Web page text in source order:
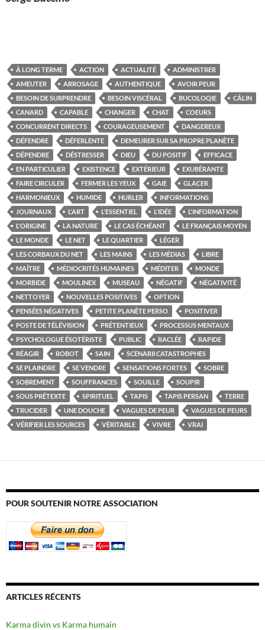
À LONG TERME ACTION ACTUALITÉ
ADMINISTRER
AMEUTER
ARROSAGE AUTHENTIQUE
AVOIR PEUR
BESOIN DE SURPRENDRE
BESOIN VISCÉRAL BUCOLOQIE
CÂLIN
CANARD
CAPABLE CHANGER CHAT
COEURS
CONCURRENT DIRECTS
COURAGEUSEMENT
DANGEREUX
DÉFENDRE
DÉFERLENTE
DEMEURER SUR SA PROPRE PLANÈTE
DÉPENDRE
DÉSTRESSER DIEU DU POSITIF
EFFICACE
EN PARTICULIER
EXISTENCE EXTÉRIEUR
EXUBÉRANTE
FAIRE CIRCULER
FERMER LES YEUX GAIE
GLACER
HARMONIEUX
HUMIDE HURLER
INFORMATIONS
JOURNAUX
L'ART L'ESSENTIEL L'IDÉE
L'INFORMATION
L'ORIGINE
LA NATURE LE CAS ÉCHÉANT
LE FRANÇAIS MOYEN
LE MONDE
LE NET LE QUARTIER
LÉGER
LES CORBAUX DU NET
LES MAINS LES MÉDIAS
LIBRE
MAÎTRE
MÉDIOCRITÉS HUMAINES MÉDITER
MONDE
MORBIDE
MOULINEX MUSEAU NÉGATIF
NÉGATIVITÉ
NETTOYER
NOUVELLES POSITIVES
OPTION
PENSÉES NÉGATIVES
PETITE PLANÈTE PERSO
POSITIVER
POSTE DE TÉLÉVISION
PRÉTENTIEUX
PROCESSUS MENTAUX
PSYCHOLOGUE ÉSOTÉRISTE
PUBLIC RACLÉE
RAPIDE
RÉAGIR
ROBOT SAIN
SCENARII CATASTROPHES
SE PLAINDRE
SE VENDRE SENSATIONS FORTES
SOBRE
SOBREMENT
SOUFFRANCES SOUILLE
SOUPIR
SOUS PRÉTEXTE
SPIRITUEL TAPIS TAPIS PERSAN
TERRE
TRUCIDER
UNE DOUCHE VAGUES DE PEUR
VAGUES DE PEURS
VÉRIFIER LES SOURCES
VÉRITABLE VIVRE VRAI
POUR SOUTENIR NOTRE ASSOCIATION
ARTICLES RÉCENTS
Karma divin vs Karma humain